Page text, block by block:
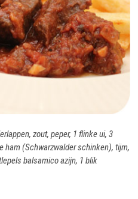
zout, peper, 1 flinke ui, 3
ham (Schwarzwalder schinken), tijm,
balsamico azijn, 1 blik